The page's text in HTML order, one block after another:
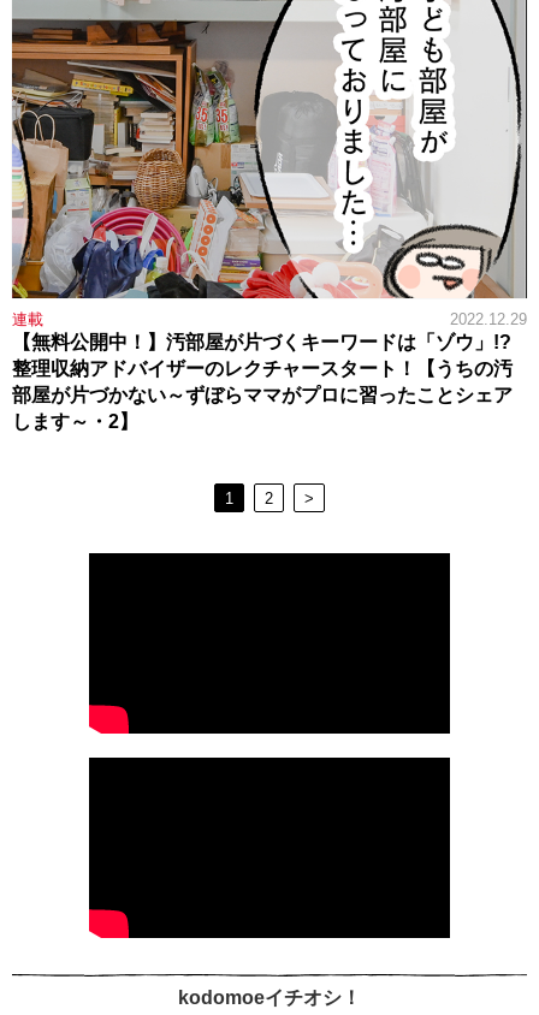
連載 2022.12.29
【無料公開中！】汚部屋が片づくキーワードは「ゾウ」!?
整理収納アドバイザーのレクチャースタート！【うちの汚
部屋が片づかない～ずぼらママがプロに習ったことシェア
します～・2】
1 2 >
kodomoeイチオシ！